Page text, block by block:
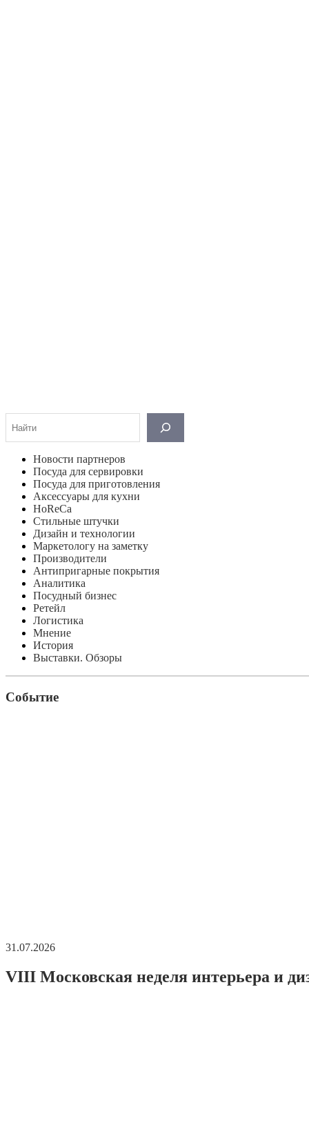
Новости партнеров
Посуда для сервировки
Посуда для приготовления
Аксессуары для кухни
HoReCa
Стильные штучки
Дизайн и технологии
Маркетологу на заметку
Производители
Антипригарные покрытия
Аналитика
Посудный бизнес
Ретейл
Логистика
Мнение
История
Выставки. Обзоры
Событие
31.07.2026
VIII Московская неделя интерьера и